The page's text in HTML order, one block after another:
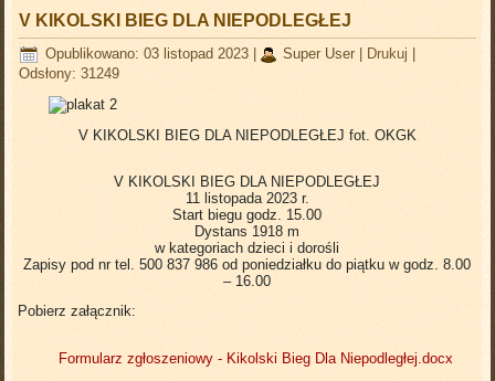
V KIKOLSKI BIEG DLA NIEPODLEGŁEJ
Opublikowano: 03 listopad 2023 Super User Drukuj
Odsłony: 31249
V KIKOLSKI BIEG DLA NIEPODLEGŁEJ fot. OKGK
V KIKOLSKI BIEG DLA NIEPODLEGŁEJ
11 listopada 2023 r.
Start biegu godz. 15.00
Dystans 1918 m
w kategoriach dzieci i dorośli
Zapisy pod nr tel. 500 837 986 od poniedziałku do piątku w godz. 8.00
– 16.00
Pobierz załącznik:
Formularz zgłoszeniowy - Kikolski Bieg Dla Niepodległej.docx